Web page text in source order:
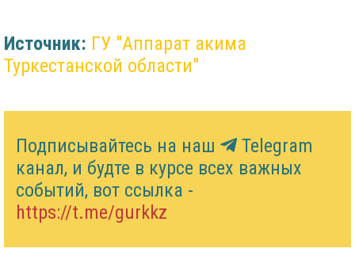
Источник: ГУ "Аппарат акима
Туркестанской области"
Подписывайтесь на наш
Telegram
канал, и будте в курсе всех важных
событий, вот ссылка -
https://t.me/gurkkz